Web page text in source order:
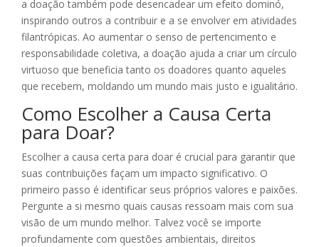
a doação também pode desencadear um efeito dominó,
inspirando outros a contribuir e a se envolver em atividades
filantrópicas. Ao aumentar o senso de pertencimento e
responsabilidade coletiva, a doação ajuda a criar um círculo
virtuoso que beneficia tanto os doadores quanto aqueles
que recebem, moldando um mundo mais justo e igualitário.
Como Escolher a Causa Certa
para Doar?
Escolher a causa certa para doar é crucial para garantir que
suas contribuições façam um impacto significativo. O
primeiro passo é identificar seus próprios valores e paixões.
Pergunte a si mesmo quais causas ressoam mais com sua
visão de um mundo melhor. Talvez você se importe
profundamente com questões ambientais, direitos